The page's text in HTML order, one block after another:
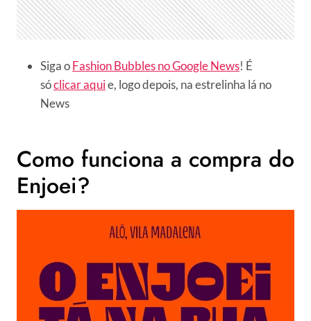
Siga oFashion Bubbles no Google News! É
sóclicar aquie, logo depois, na estrelinha lá no
News
Como funciona a compra do
Enjoei?